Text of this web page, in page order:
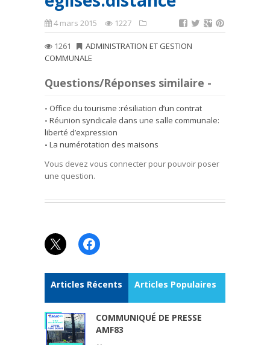
4 mars 2015 1227
1261
ADMINISTRATION ET GESTION
COMMUNALE
Questions/Réponses similaire -
Office du tourisme :résiliation d’un contrat
Réunion syndicale dans une salle communale:
liberté d’expression
La numérotation des maisons
Vous devez vous connecter pour pouvoir poser
une question.
X Facebook
Articles Récents Articles Populaires
COMMUNIQUÉ DE PRESSE
AMF83